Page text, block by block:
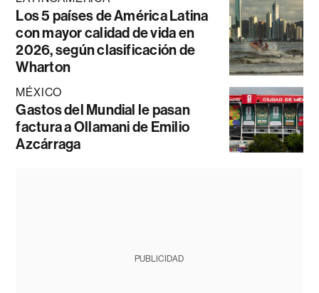
Los 5 países de América Latina
con mayor calidad de vida en
2026, según clasificación de
Wharton
MÉXICO
Gastos del Mundial le pasan
factura a Ollamani de Emilio
Azcárraga
PUBLICIDAD